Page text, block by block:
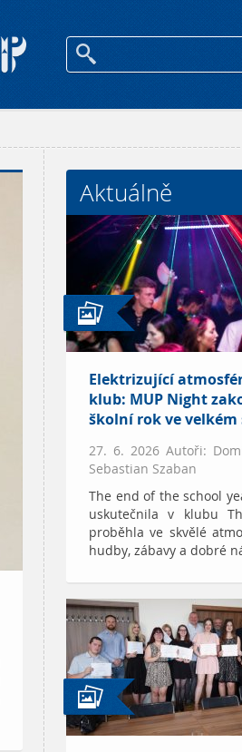
Aktuálně
Elektrizující
klub: MUP Night
školní rok ve
27. 6. 2026 Autoři:
Sebastian Szaban
The end of the school
uskutečnila v klubu
proběhla ve skvělé
hudby, zábavy a dobré